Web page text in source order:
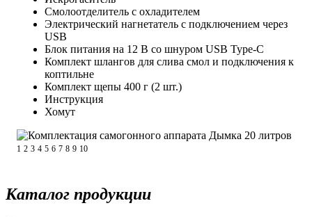
Смолоотделитель с охладителем
Электрический нагнетатель с подключением через
USB
Блок питания на 12 В со шнуром USB Type-C
Комплект шлангов для слива смол и подключения к
коптильне
Комплект щепы 400 г (2 шт.)
Инструкция
Хомут
1 2 3 4 5 6 7 8 9 10
Каталог продукции